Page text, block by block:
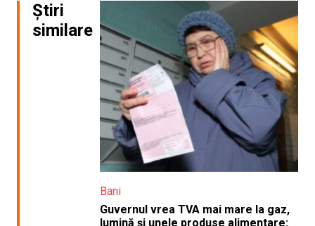
Știri
similare
Bani
Guvernul vrea TVA mai mare la gaz,
lumină și unele produse alimentare: